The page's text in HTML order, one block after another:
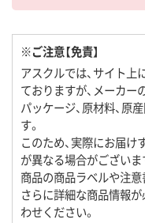
※ご注意【免責】
アスクルでは、サイト
ておりますが、メーカー
パッケージ、原材料、原
す。
このため、実際にお届
が異なる場合がござい
商品の商品ラベルや注意
さらに詳細な商品情報
わせください。